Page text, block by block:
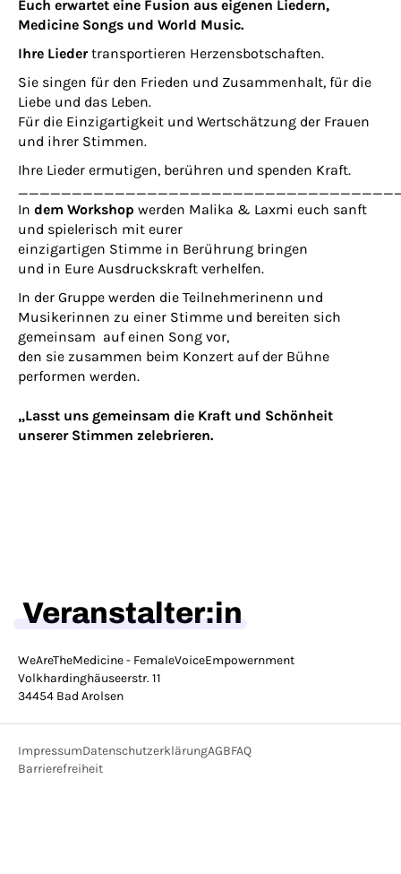
Euch erwartet eine Fusion aus eigenen Liedern,
Medicine Songs und World Music.
Ihre Liedertransportieren Herzensbotschaften.
Sie singen für den Frieden und Zusammenhalt, für die
Liebe und das Leben.
Für die Einzigartigkeit und Wertschätzung der Frauen
und ihrer Stimmen.
Ihre Lieder ermutigen, berühren und spenden Kraft.
In dem Workshop werden Malika & Laxmi euch sanft
und spielerisch mit eurer
einzigartigen Stimme in Berührung bringen
und in Eure Ausdruckskraft verhelfen.
In der Gruppe werden die Teilnehmerinenn und
Musikerinnen zu einer Stimme und bereiten sich
gemeinsam auf einen Song vor,
den sie zusammen beim Konzert auf der Bühne
performen werden.
„Lasst uns gemeinsam die Kraft und Schönheit
unserer Stimmen zelebrieren.
Veranstalter:in
WeAreTheMedicine - FemaleVoiceEmpowernment
Volkhardinghäuseerstr. 11
34454 Bad Arolsen
ImpressumDatenschutzerklärungAGBFAQ
Barrierefreiheit